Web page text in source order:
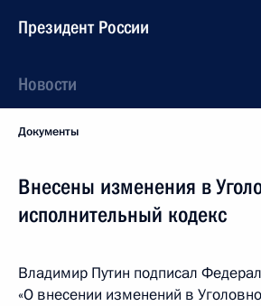
Президент России
Новости
Документы
Внесены изменения в
исполнительный кодекс
Владимир Путин подписал
«О внесении изменений в